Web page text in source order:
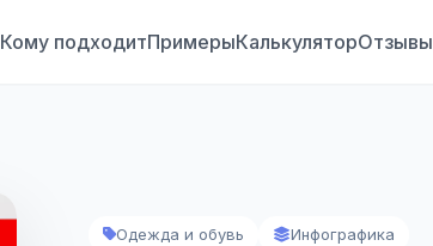
Кому подходитПримерыКалькуляторОтзывы
Одежда и обувь Инфографика